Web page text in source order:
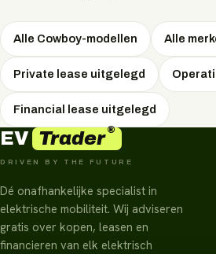
Alle Cowboy-modellen Alle
Private lease uitgelegd
Financial lease uitgelegd
EV Trader®
DRIVEN BY THE FUTURE
Dé onafhankelijke specialist in
elektrische mobiliteit. Wij adviseren
gratis over kopen, leasen en
financieren van elk elektrisch